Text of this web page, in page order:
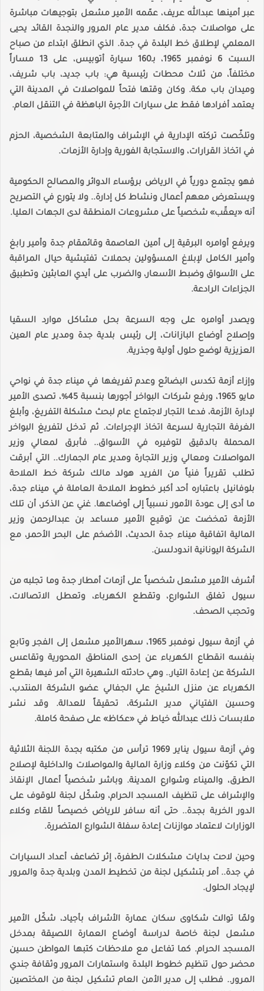
عبر أمينها عبدالله عريف، عمّمه الأمير مشعل بتوجيهات مباشرة
على مواصلات جدة، فكلف مدير عام المرور والنجدة القائد يحيى
المعلمي لإطلاق خط البلدة في جدة. الذي انطلق ابتداء من صباح
السبت 6 نوفمبر 1965، بـ160 سيارة أتوبيس، على 13 مساراً
مختلفاً، من ثلاث محطات رئيسية هي: باب جديد، باب شريف،
وميدان باب مكة. وكان وقتها فتحاً للمواصلات في المدينة التي
يعتمد أفرادها فقط على سيارات الأجرة الباهظة في التنقل العام.
وتلخّصت تركته الإدارية في الإشراف والمتابعة الشخصية، الحزم
في اتخاذ القرارات، والاستجابة الفورية وإدارة الأزمات.
فهو يجتمع دورياً في الرياض برؤساء الدوائر والمصالح الحكومية
ويستعرض معهم أعمال ونشاط كل إدارة.. ولا يتورع في التصريح
أنه «يعقّب» شخصياً على مشروعات المنطقة لدى الجهات العليا.
ويرفع أوامره البرقية إلى أمين العاصمة وقائمقام جدة وأمير رابغ
وأمير الكامل لإبلاغ المسؤولين بحملات تفتيشية حيال المراقبة
على الأسواق وضبط الأسعار، والضرب على أيدي العابثين وتطبيق
الجزاءات الرادعة.
ويصدر أوامره على وجه السرعة بحل مشاكل موارد السقيا
وإصلاح أوضاع البازانات، إلى رئيس بلدية جدة ومدير عام العين
العزيزية لوضع حلول أولية وجذرية.
وإزاء أزمة تكدس البضائع وعدم تفريغها في ميناء جدة في نواحي
مايو 1965، ورفع شركات البواخر أجورها بنسبة 45%؜، تصدى الأمير
لإدارة الأزمة، فدعا التجار لاجتماع عام لبحث مشكلة التفريغ، وأبلغ
الغرفة التجارية لسرعة اتخاذ الإجراءات. ثم تدخل لتفريغ البواخر
المحملة بالدقيق لتوفيره في الأسواق.. فأبرق لمعالي وزير
المواصلات ومعالي وزير التجارة ومدير عام الجمارك.. التي أبرقت
تطلب تقريراً فنياً من الفريد هولد مالك شركة خط الملاحة
بلوفانيل باعتباره أحد أكبر خطوط الملاحة العاملة في ميناء جدة،
ما أدى إلى عودة الأمور نسبياً إلى أوضاعها. غني عن الذكر، أن تلك
الأزمة تمخضت عن توقيع الأمير مساعد بن عبدالرحمن وزير
المالية اتفاقية ميناء جدة الحديث، الأضخم على البحر الأحمر، مع
الشركة اليونانية اندودلسن.
أشرف الأمير مشعل شخصياً على أزمات أمطار جدة وما تجلبه من
سيول تغلق الشوارع، وتقطع الكهرباء، وتعطل الاتصالات،
وتحجب الصحف.
في أزمة سيول نوفمبر 1965، سهرالأمير مشعل إلى الفجر وتابع
بنفسه انقطاع الكهرباء عن إحدى المناطق المحورية وتقاعس
الشركة عن إعادة التيار.. وهي حادثته الشهيرة التي أمر فيها بقطع
الكهرباء عن منزل الشيخ علي الجفالي عضو الشركة المنتدب،
وحسين الفتياني مدير الشركة، تحقيقاً للعدالة. وقد نشر
ملابسات ذلك عبدالله خياط في «عكاظ» على صفحة كاملة.
وفي أزمة سيول يناير 1969 ترأس من مكتبه بجدة اللجنة الثلاثية
التي تكوّنت من وكلاء وزارة المالية والمواصلات والداخلية لإصلاح
الطرق، والميناء وشوارع المدينة. وباشر شخصياً أعمال الإنقاذ
والإشراف على تنظيف المسجد الحرام، وشكّل لجنة للوقوف على
الدور الخربة بجدة.. حتى أنه سافر للرياض خصيصاً للقاء وكلاء
الوزارات لاعتماد موازنات إعادة سفلة الشوارع المتضررة.
وحين لاحت بدايات مشكلات الطفرة، إثر تضاعف أعداد السيارات
في جدة.. أمر بتشكيل لجنة من تخطيط المدن وبلدية جدة والمرور
لإيجاد الحلول.
ولمّا توالت شكاوى سكان عمارة الأشراف بأجياد، شكّل الأمير
مشعل لجنة خاصة لدراسة أوضاع العمارة اللصيقة بمدخل
المسجد الحرام. كما تفاعل مع ملاحظات كتبها المواطن حسين
محضر حول تنظيم خطوط البلدة واستمارات المرور وثقافة جندي
المرور.. فطلب إلى مدير الأمن العام تشكيل لجنة من المختصين